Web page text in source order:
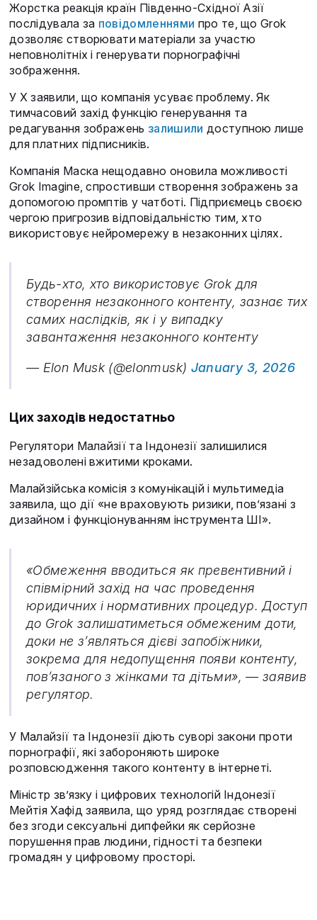
Жорстка реакція країн Південно-Східної Азії
послідувала за повідомленнями про те, що Grok
дозволяє створювати матеріали за участю
неповнолітніх і генерувати порнографічні
зображення.
У X заявили, що компанія усуває проблему. Як
тимчасовий захід функцію генерування та
редагування зображень залишили доступною лише
для платних підписників.
Компанія Маска нещодавно оновила можливості
Grok Imagine, спростивши створення зображень за
допомогою промптів у чатботі. Підприємець своєю
чергою пригрозив відповідальністю тим, хто
використовує нейромережу в незаконних цілях.
Будь-хто, хто використовує Grok для
створення незаконного контенту, зазнає тих
самих наслідків, як і у випадку
завантаження незаконного контенту
— Elon Musk (@elonmusk) January 3, 2026
Цих заходів недостатньо
Регулятори Малайзії та Індонезії залишилися
незадоволені вжитими кроками.
Малайзійська комісія з комунікацій і мультимедіа
заявила, що дії «не враховують ризики, пов’язані з
дизайном і функціонуванням інструмента ШІ».
«Обмеження вводиться як превентивний і
співмірний захід на час проведення
юридичних і нормативних процедур. Доступ
до Grok залишатиметься обмеженим доти,
доки не з’являться дієві запобіжники,
зокрема для недопущення появи контенту,
пов’язаного з жінками та дітьми», — заявив
регулятор.
У Малайзії та Індонезії діють суворі закони проти
порнографії, які забороняють широке
розповсюдження такого контенту в інтернеті.
Міністр зв’язку і цифрових технологій Індонезії
Мейтія Хафід заявила, що уряд розглядає створені
без згоди сексуальні дипфейки як серйозне
порушення прав людини, гідності та безпеки
громадян у цифровому просторі.